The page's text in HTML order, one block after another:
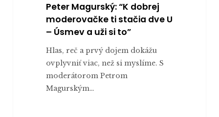
Peter Magurský: “K dobrej
moderovačke ti stačia dve U
– Úsmev a uži si to”
Hlas, reč a prvý dojem dokážu
ovplyvniť viac, než si myslíme. S
moderátorom Petrom
Magurským…